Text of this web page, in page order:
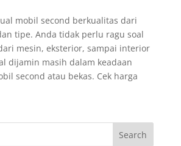
mobil second berkualitas dari
tipe. Anda tidak perlu ragu soal
mesin, eksterior, sampai interior
dijamin masih dalam keadaan
second atau bekas. Cek harga
Search